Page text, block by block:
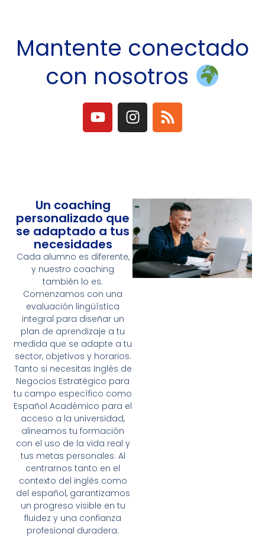
Mantente conectado
con nosotros
Y
o
I
n
r
a
m
R
s
Un coaching
personalizado que
se adaptado a tus
necesidades
Cada alumno es diferente,
y nuestro coaching
también lo es.
Comenzamos con una
evaluación lingüística
integral para diseñar un
plan de aprendizaje a tu
medida que se adapte a tu
sector, objetivos y horarios.
Tanto si necesitas Inglés de
Negocios Estratégico para
tu campo específico como
Español Académico para el
acceso a la universidad,
alineamos tu formación
con el uso de la vida real y
tus metas personales. Al
centrarnos tanto en el
contexto del inglés como
del español, garantizamos
un progreso visible en tu
fluidez y una confianza
profesional duradera.